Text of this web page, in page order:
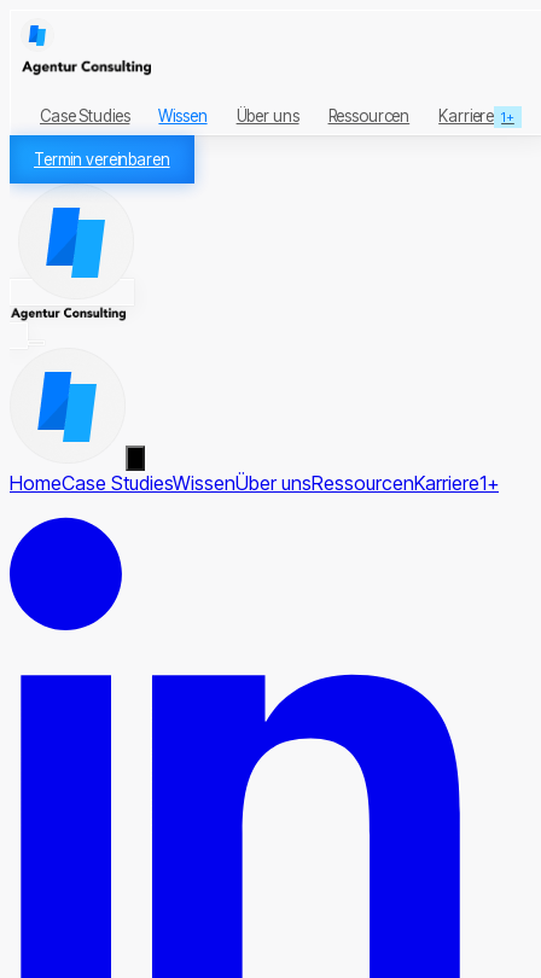
Case Studies Wissen Über uns Ressourcen Karriere 1+
Termin vereinbaren
HomeCase StudiesWissenÜber unsRessourcenKarriere1+